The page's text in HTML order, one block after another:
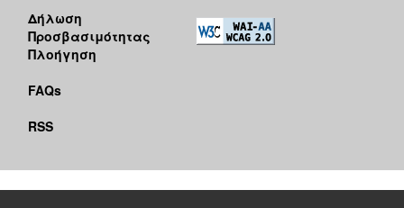
Δήλωση
Προσβασιμότητας
Πλοήγηση
FAQs
RSS